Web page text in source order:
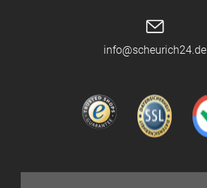
info@scheurich24.de